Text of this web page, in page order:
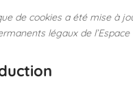
de cookies a été mise à
légaux de